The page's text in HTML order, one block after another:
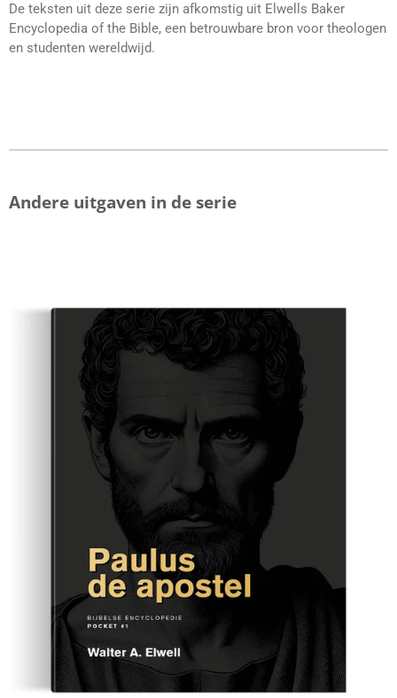
De teksten uit deze serie zijn afkomstig uit Elwells Baker
Encyclopedia of the Bible, een betrouwbare bron voor theologen
en studenten wereldwijd.
Andere uitgaven in de serie